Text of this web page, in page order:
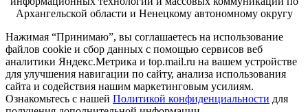
Архангельской области и Ненецкому автономному округу
Нажимая “Принимаю”, вы соглашаетесь на использование
файлов cookie и сбор данных с помощью сервисов веб
аналитики Яндекс.Метрика и top.mail.ru на вашем устройстве
для улучшения навигации по сайту, анализа использования
сайта и содействия нашим маркетинговым усилиям.
Ознакомьтесь с нашей Политикой конфиденциальности для